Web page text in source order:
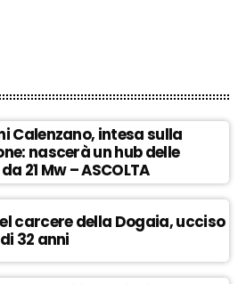
Calenzano, intesa sulla
nascerà un hub delle
21 Mw – ASCOLTA
carcere della Dogaia, ucciso
32 anni